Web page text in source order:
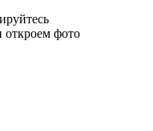
откроем фото